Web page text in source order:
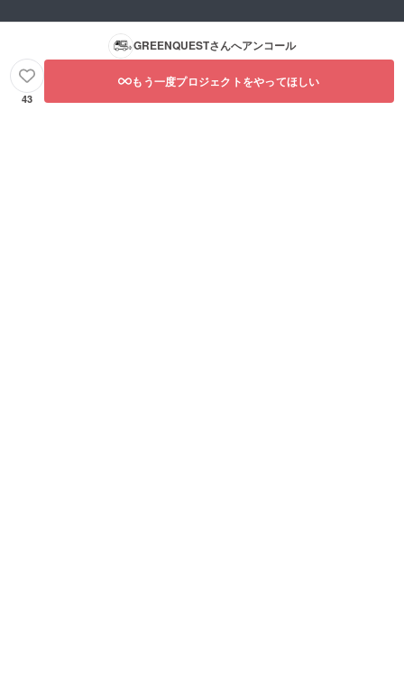
GREENQUESTさんへアンコール
43
もう一度プロジェクトをやってほしい